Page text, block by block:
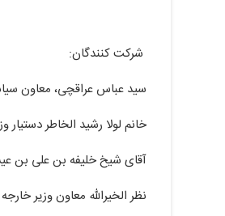
شرکت کنندگان:
سید عباس عراقچی، معاون
خانم لولا رشید الخاطر
آقای شیخ خلیفه بن علی بن
نظر الخیرالله معاون وزیر